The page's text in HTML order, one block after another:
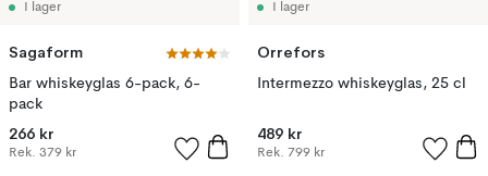
I lager
Sagaform
Bar whiskeyglas 6-pack, 6-
pack
266 kr
Rek. 379 kr
I lager
Orrefors
Intermezzo whiskeyglas, 25 cl
489 kr
Rek. 799 kr